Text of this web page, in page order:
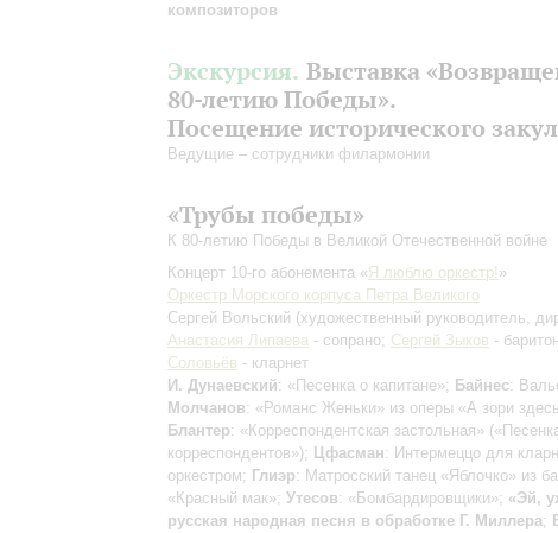
композиторов
Экскурсия. Выставка
80-летию Победы».
Посещение исторического
Ведущие – сотрудники филармонии
«Трубы победы»
К 80-летию Победы в Великой Отечественной войне
Концерт 10-го абонемента «Я люблю оркестр! »
Оркестр Морского корпуса Петра Великого
Сергей Вольский (художественный руководитель,
Анастасия Липаева - сопрано; Сергей Зыков -
Соловьёв - кларнет
И. Дунаевский: «Песенка о капитане»; Байнес:
Молчанов: «Романс Женьки» из оперы «А зори
Блантер: «Корреспондентская застольная»
корреспондентов»); Цфасман: Интермеццо для
оркестром; Глиэр: Матросский танец «Яблочко» из
«Красный мак»; Утесов: «Бомбардировщики»; «Эй,
русская народная песня в обработке Г. Миллера;